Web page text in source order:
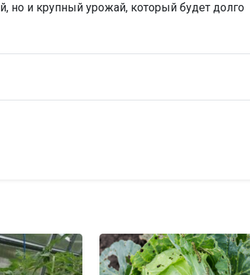
но и крупный урожай, который будет долго